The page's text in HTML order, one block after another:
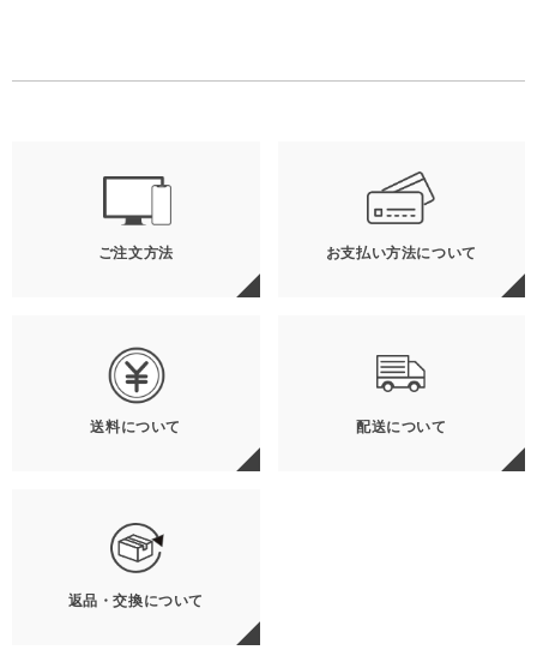
ご注文方法 お支払い方法について
送料について 配送について
返品・交換について